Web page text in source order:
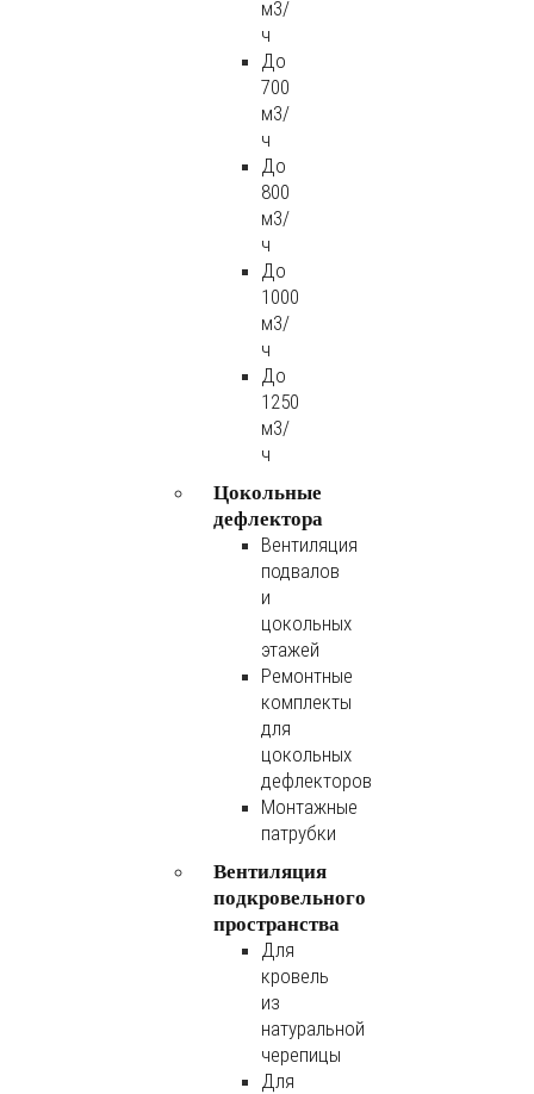
м3/
ч
До
700
м3/
ч
До
800
м3/
ч
До
1000
м3/
ч
До
1250
м3/
ч
Цокольные
дефлектора
Вентиляция
подвалов
и
цокольных
этажей
Ремонтные
комплекты
для
цокольных
дефлекторов
Монтажные
патрубки
Вентиляция
подкровельного
пространства
Для
кровель
из
натуральной
черепицы
Для